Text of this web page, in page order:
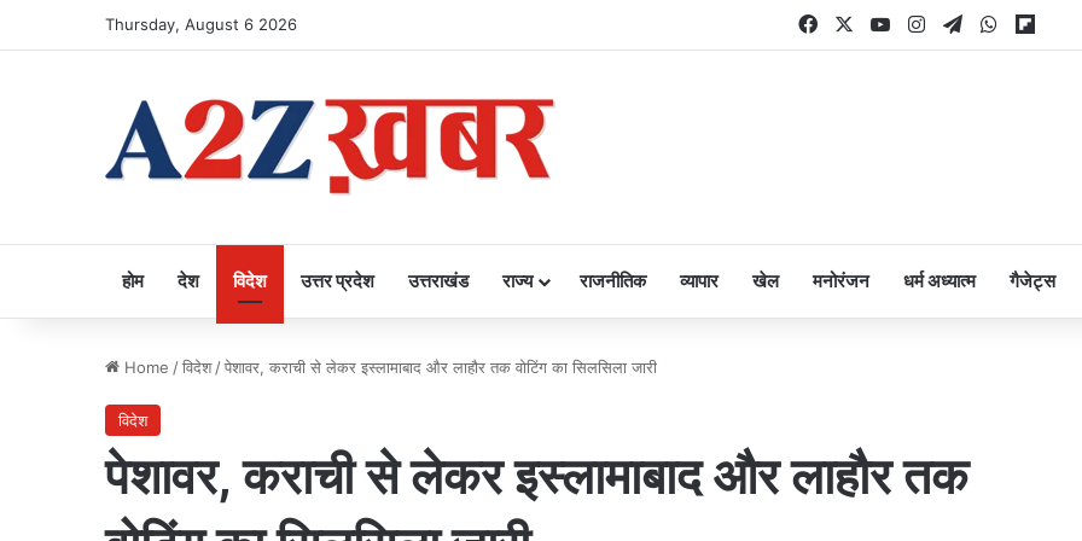
Thursday, August 6 2026 FacebookYouTubeInstagram
TelegramWhatsApp
होम देश विदेश उत्तर प्रदेश उत्तराखंड राज्य राजनीतिक व्यापार खेल मनोरंजन धर्म अध्यात्म गैजेट्स
Home /विदेश /पेशावर, कराची से लेकर इस्लामाबाद और लाहौर तक वोटिंग का सिलसिला जारी
विदेश
पेशावर, कराची से लेकर इस्लामाबाद और लाहौर तक